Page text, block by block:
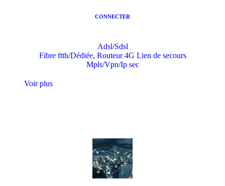
CONNECTER
Adsl/Sdsl
Fibre ftth/Dédiée, Routeur 4G Lien de secours
Mpls/Vpn/Ip sec
Voir plus